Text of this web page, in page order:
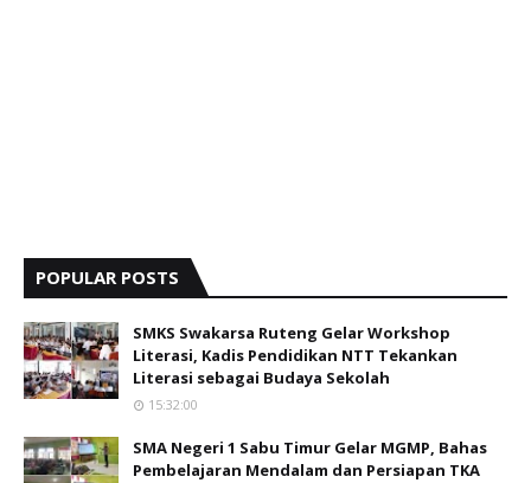
POPULAR POSTS
SMKS Swakarsa Ruteng Gelar Workshop
Literasi, Kadis Pendidikan NTT Tekankan
Literasi sebagai Budaya Sekolah
15:32:00
SMA Negeri 1 Sabu Timur Gelar MGMP, Bahas
Pembelajaran Mendalam dan Persiapan TKA